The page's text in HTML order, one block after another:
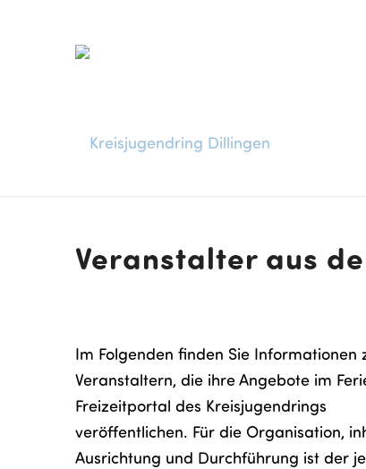
Veranstalter aus
Im Folgenden finden Sie Informationen
Veranstaltern, die ihre Angebote im
Freizeitportal des Kreisjugendrings
veröffentlichen. Für die Organisation,
Ausrichtung und Durchführung ist der